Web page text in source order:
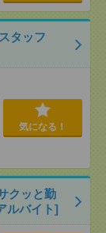
タッフ
気になる！
クッと勤
ルバイト]